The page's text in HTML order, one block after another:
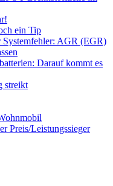
ein Tip
AGR (EGR)
Darauf kommt es
streikt
Preis/Leistungssieger